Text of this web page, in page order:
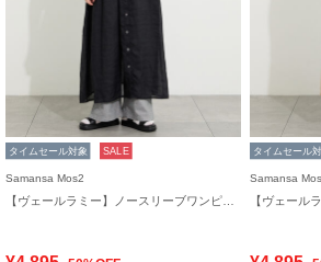
タイムセール対象 SALE
Samansa Mos2
タイムセール
Samansa